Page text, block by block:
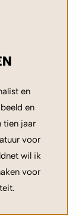
en
en
tien jaar
voor
wil ik
voor